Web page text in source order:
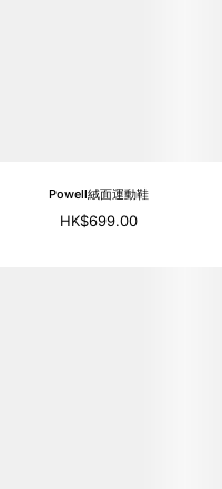
Powell絨面運動鞋
HK$699.00